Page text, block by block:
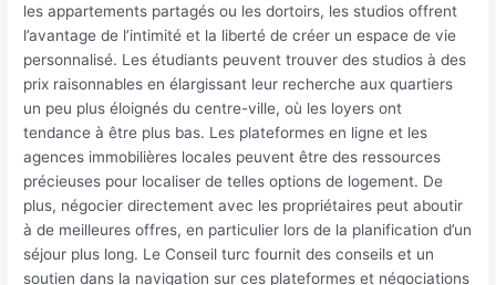
les appartements partagés ou les dortoirs, les studios offrent
l’avantage de l’intimité et la liberté de créer un espace de vie
personnalisé. Les étudiants peuvent trouver des studios à des
prix raisonnables en élargissant leur recherche aux quartiers
un peu plus éloignés du centre-ville, où les loyers ont
tendance à être plus bas. Les plateformes en ligne et les
agences immobilières locales peuvent être des ressources
précieuses pour localiser de telles options de logement. De
plus, négocier directement avec les propriétaires peut aboutir
à de meilleures offres, en particulier lors de la planification d’un
séjour plus long. Le Conseil turc fournit des conseils et un
soutien dans la navigation sur ces plateformes et négociations